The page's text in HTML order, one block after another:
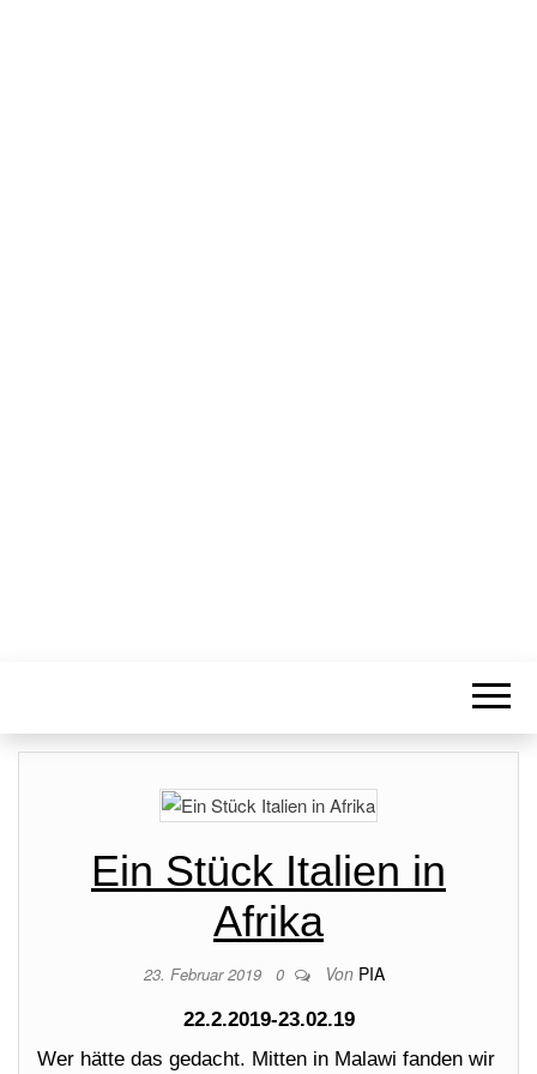
Ein Stück Italien in
Afrika
23. Februar 2019 0 Von PIA
22.2.2019-23.02.19
Wer hätte das gedacht. Mitten in Malawi fanden wir